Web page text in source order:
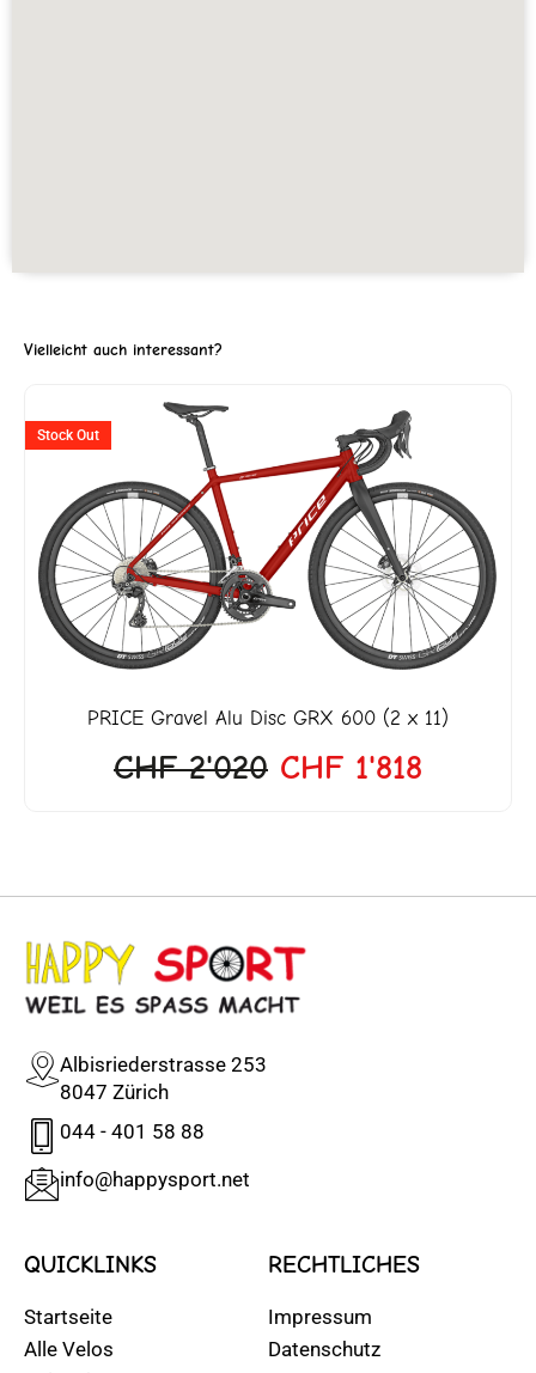
Vielleicht auch interessant?
Stock Out
PRICE Gravel Alu Disc GRX 600 (2 x 11)
CHF2'020
Ursprünglicher
Preis
war:
CHF 2'020
CHF 1'818
ist:
CHF
Albisriederstrasse 253
8047 Zürich
044 - 401 58 88
info@happysport.net
QUICKLINKS
Startseite
Alle Velos
RECHTLICHES
Impressum
Datenschutz